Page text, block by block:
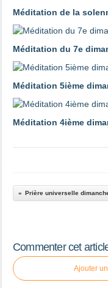
Méditation de la
Méditation du 7e
Méditation 5ième
Méditation 4ième
Prière universelle
Commenter cet
Ajouter